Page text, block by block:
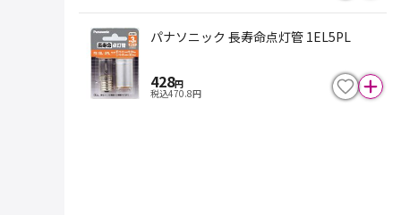
パナソニック 長寿命点灯管 1EL5PL
428円
税込470.8円